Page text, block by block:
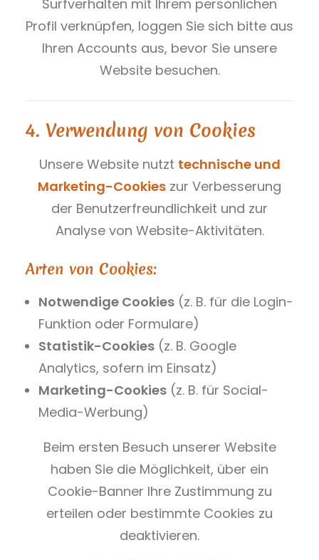
Surfverhalten mit Ihrem persönlichen
Profil verknüpfen, loggen Sie sich bitte aus
Ihren Accounts aus, bevor Sie unsere
Website besuchen.
4. Verwendung von Cookies
Unsere Website nutzt technische und
Marketing-Cookies zur Verbesserung
der Benutzerfreundlichkeit und zur
Analyse von Website-Aktivitäten.
Arten von Cookies:
Notwendige Cookies (z. B. für die Login-
Funktion oder Formulare)
Statistik-Cookies (z. B. Google
Analytics, sofern im Einsatz)
Marketing-Cookies (z. B. für Social-
Media-Werbung)
Beim ersten Besuch unserer Website
haben Sie die Möglichkeit, über ein
Cookie-Banner Ihre Zustimmung zu
erteilen oder bestimmte Cookies zu
deaktivieren.